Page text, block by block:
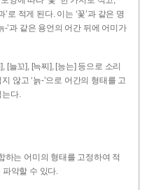
로 적게 된다. 이는 ‘꽃’과 같은 명
-’과 같은 용언의 어간 뒤에 어미가
[늘꼬], [늑찌], [능는] 등으로 소리
않고 ‘늙-’으로 어간의 형태를 고
는다.
하는 어미의 형태를 고정하여 적
파악할 수 있다.